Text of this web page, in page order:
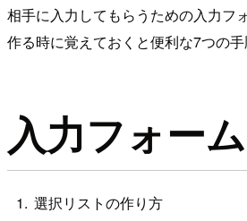
相手に入力してもらうための入力フ
作る時に覚えておくと便利な7つの
入力フォー
選択リストの作り方